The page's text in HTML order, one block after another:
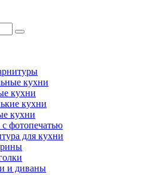
кухни
кухни
кухни
кухни
фотопечатью
для кухни
и диваны